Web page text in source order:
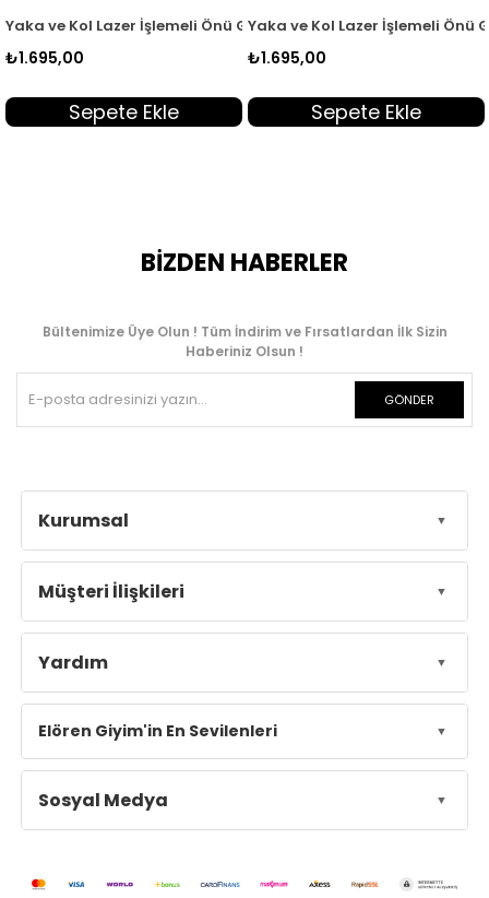
2003
Düğmeli Kadın Tunik Kırmızı KSR 2003
Yaka ve Kol Lazer İşlemeli Önü Gizli Düğmeli Kadın Tunik Sarı
₺1.695,00
Sepete Ekle
Yaka ve Kol Lazer İşlemeli Önü
₺1.695,00
Sepete Ekle
BİZDEN HABERLER
Bültenimize Üye Olun ! Tüm İndirim ve Fırsatlardan İlk Sizin
Haberiniz Olsun !
GÖNDER
Kurumsal
Müşteri İlişkileri
Yardım
Elören Giyim'in En Sevilenleri
Sosyal Medya